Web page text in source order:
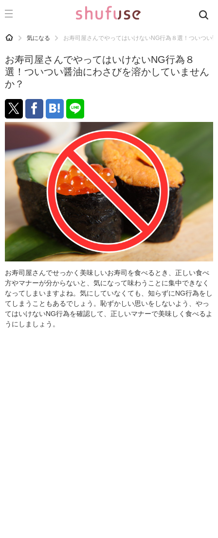
CATEGORY 記事カテゴリ
運気
洗濯
生活の知恵
お金
マナー
趣味
食材辞典
おすすめ
HOME 気になる お寿司屋さんでやってはいけないNG行為８選！ついつい
お寿司屋さんでやってはいけないNG行為８
選！ついつい醤油にわさびを溶かしていません
か？
お寿司屋さんでせっかく美味しいお寿司を食べるとき、正しい食べ
方やマナーが分からないと、気になって味わうことに集中できなく
なってしまいますよね。気にしていなくても、知らずにNG行為をし
てしまうこともあるでしょう。恥ずかしい思いをしないよう、やっ
てはいけないNG行為を確認して、正しいマナーで美味しく食べるよ
うにしましょう。